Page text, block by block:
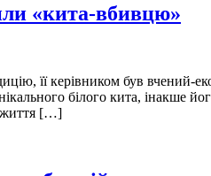
«кита-вбивцю»
її керівником був
білого кита,
життя […]